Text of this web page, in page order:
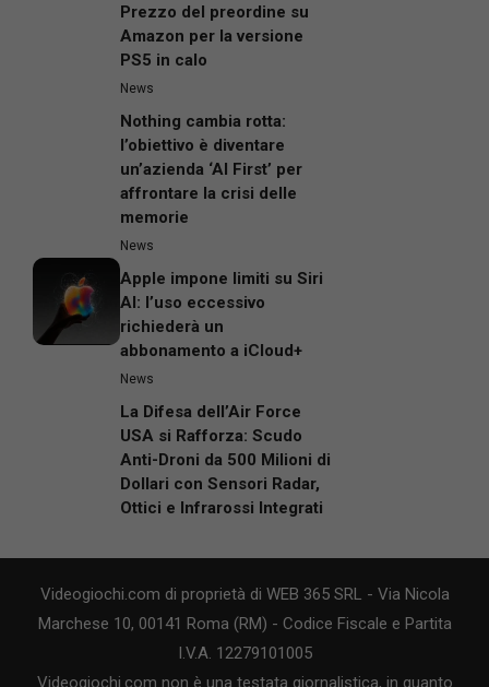
Prezzo del preordine su
Amazon per la versione
PS5 in calo
News
Nothing cambia rotta:
l’obiettivo è diventare
un’azienda ‘AI First’ per
affrontare la crisi delle
memorie
News
Apple impone limiti su Siri
AI: l’uso eccessivo
richiederà un
abbonamento a iCloud+
News
La Difesa dell’Air Force
USA si Rafforza: Scudo
Anti-Droni da 500 Milioni di
Dollari con Sensori Radar,
Ottici e Infrarossi Integrati
Videogiochi.com di proprietà di WEB 365 SRL - Via Nicola
Marchese 10, 00141 Roma (RM) - Codice Fiscale e Partita
I.V.A. 12279101005
Videogiochi.com non è una testata giornalistica, in quanto